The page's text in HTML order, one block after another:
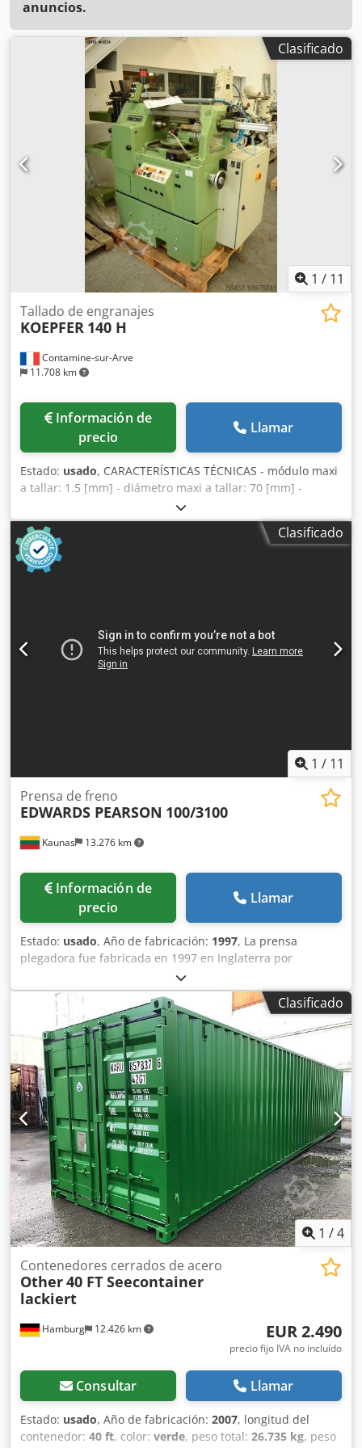
anuncios.
Clasificado
1 / 11
Contamine-sur-Arve
11.708 km
Tallado de engranajes
KOEPFER 140 H
Información de
precio
Llamar
Estado: usado, CARACTERÍSTICAS TÉCNICAS - módulo maxi
a tallar: 1.5 [mm] - diámetro maxi a tallar: 70 [mm] -
longitud maxi a tallar: 100 [mm] - longitud maxi de la
pieza: 200 [mm] - número de dientes mini a tallar: 3 -
número de hilos de rosca del tornillo sin fin (acesorios
speciales): 1 - ángulo de hélice: 0-90° - diámetro maxi de la
fresa: 50 [mm] - 11 velocidades normales de la fresa -
Clasificado
1 / 11
Kaunas 13.276 km
Prensa de freno
EDWARDS PEARSON 100/3100
Información de
precio
Llamar
Estado: usado, Año de fabricación: 1997, La prensa
plegadora fue fabricada en 1997 en Inglaterra por
EDWARDS PEARSON. La prensa plegadora está en buenas
condiciones, se vende con herramientas. Siempre revisada
y mantenida a tiempo. Las máquinas herramientas están
conectadas y pueden ser probadas e inspeccionadas.
Especificaciones: Modelo: EDWARDS PEARSON 100/3100
PR6 Año: 1997 Longitud de trabajo: 3 100 mm Capacidad
de plegado: 100 T Recorrido: 172 mm Distancia entre mesa
y bastidor: 450 mm Velocidad de trabajo: 100 mm/s
Velocidad de retorno: 110 mm/s Ejes: auto X1, X2, Y1, Y2,
Z1 , Z2 , R Herramientas: disponibles Peso: 7 T Otros:
Pantalla nueva sustituida recientemente, teclado acoplado
para facilitar su uso. Cedpfx Aerfx Utobforf Si usted tiene
más preguntas, estaremos encantados de responder.
Clasificado
1 /4
Hamburg 12.426 km
Contenedores cerrados de acero
Other40 FT Seecontainer
lackiert
EUR 2.490
precio fijo IVA no incluído
Consultar Llamar
Estado: usado, Año de fabricación: 2007, longitud del
contenedor: 40 ft, color: verde, peso total: 26.735 kg, peso